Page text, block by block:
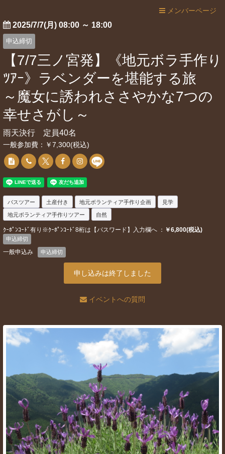
メンバーページ
2025/7/7(月) 08:00 ～ 18:00
申込締切
【7/7三ノ宮発】《地元ボラ手作り
ﾂｱｰ》ラベンダーを堪能する旅
～魔女に誘われささやかな7つの
幸せさがし～
雨天決行 定員40名
一般参加費：￥7,300(税込)
バスツアー 土産付き 地元ボランティア手作り企画 見学
地元ボランティア手作りツアー 自然
ｸｰﾎﾟﾝｺｰﾄﾞ有り※ｸｰﾎﾟﾝｺｰﾄﾞ8桁は【パスワード】入力欄へ ： ￥6,800(税込)
申込締切
一般申込み 申込締切
申し込みは終了しました
イベントへの質問